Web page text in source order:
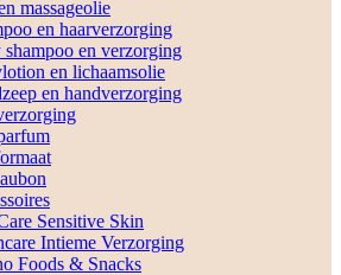
massageolie
en haarverzorging
shampoo en verzorging
en lichaamsolie
en handverzorging
Sensitive Skin
Intieme Verzorging
Foods & Snacks